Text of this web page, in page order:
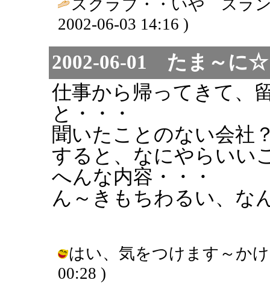
スクラブ・・いや スラ
2002-06-03 14:16 )
2002-06-01 たま～に
仕事から帰ってきて、
と・・・
聞いたことのない会社
すると、なにやらいい
へんな内容・・・
ん～きもちわるい、な
はい、気をつけます～か
00:28 )